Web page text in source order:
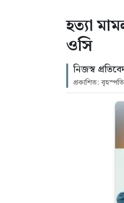
হত্যা
ওসি
নিজস্ব
প্রকাশিত: